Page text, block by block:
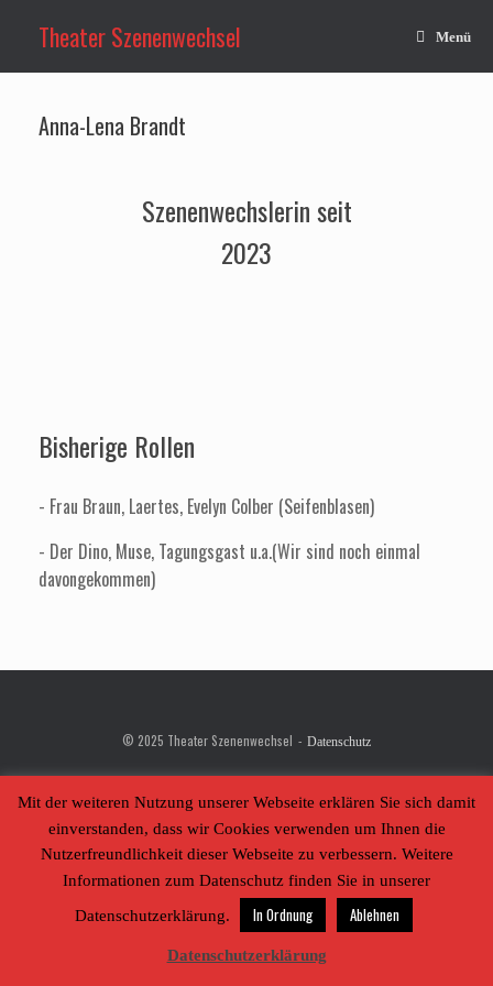
springenTheater Szenenwechsel Menü
Anna-Lena Brandt
Szenenwechslerin seit
2023
Bisherige Rollen
- Frau Braun, Laertes, Evelyn Colber (Seifenblasen)
- Der Dino, Muse, Tagungsgast u.a.(Wir sind noch einmal
davongekommen)
© 2025 Theater Szenenwechsel Datenschutz
Mit der weiteren Nutzung unserer Webseite erklären Sie sich damit
einverstanden, dass wir Cookies verwenden um Ihnen die
Nutzerfreundlichkeit dieser Webseite zu verbessern. Weitere
Informationen zum Datenschutz finden Sie in unserer
Datenschutzerklärung.
In Ordnung Ablehnen
Datenschutzerklärung